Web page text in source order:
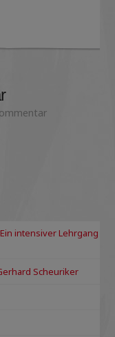
intensiver Lehrgang
Scheuriker